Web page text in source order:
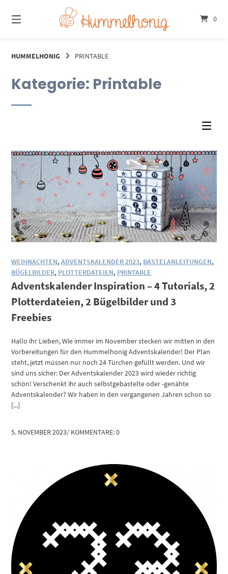
zum
Inhalt
0
HUMMELHONIG PRINTABLE
Kategorie: Printable
WEIHNACHTEN,ADVENTSKALENDER 2023, BASTELANLEITUNGEN,
BÜGELBILDER, PLOTTERDATEIEN, PRINTABLE
Adventskalender Inspiration – 4 Tutorials, 2
Plotterdateien, 2 Bügelbilder und 3
Freebies
Hallo ihr Lieben, Wie immer im November stecken wir mitten in den
Vorbereitungen für den Hummelhonig Adventskalender! Der Plan
steht, jetzt müssen nur noch 24 Türchen gefüllt werden. Und wir
sind uns sicher: Der Adventskalender 2023 wird wieder richtig
schön! Verschenkt ihr auch selbstgebastelte oder -genähte
Adventskalender? Wir haben in den vergangenen Jahren schon so
[...]
5. NOVEMBER 2023/ KOMMENTARE: 0